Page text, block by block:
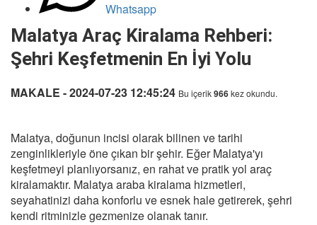
Whatsapp
Malatya Araç Kiralama Rehberi:
Şehri Keşfetmenin En İyi Yolu
MAKALE - 2024-07-23 12:45:24 Bu içerik966kez okundu.
Malatya, doğunun incisi olarak bilinen ve tarihi
zenginlikleriyle öne çıkan bir şehir. Eğer Malatya'yı
keşfetmeyi planlıyorsanız, en rahat ve pratik yol araç
kiralamaktır. Malatya araba kiralama hizmetleri,
seyahatinizi daha konforlu ve esnek hale getirerek, şehri
kendi ritminizle gezmenize olanak tanır.